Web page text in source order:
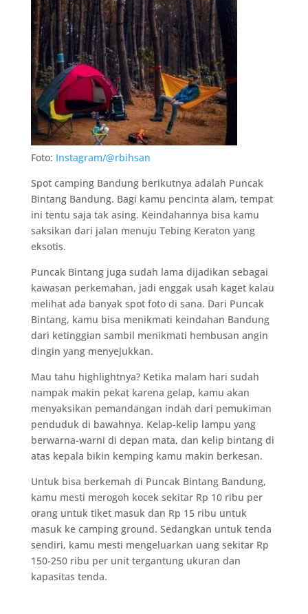
Foto: Instagram/@rbihsan
Spot camping Bandung berikutnya adalah Puncak
Bintang Bandung. Bagi kamu pencinta alam, tempat
ini tentu saja tak asing. Keindahannya bisa kamu
saksikan dari jalan menuju Tebing Keraton yang
eksotis.
Puncak Bintang juga sudah lama dijadikan sebagai
kawasan perkemahan, jadi enggak usah kaget kalau
melihat ada banyak spot foto di sana. Dari Puncak
Bintang, kamu bisa menikmati keindahan Bandung
dari ketinggian sambil menikmati hembusan angin
dingin yang menyejukkan.
Mau tahu highlightnya? Ketika malam hari sudah
nampak makin pekat karena gelap, kamu akan
menyaksikan pemandangan indah dari pemukiman
penduduk di bawahnya. Kelap-kelip lampu yang
berwarna-warni di depan mata, dan kelip bintang di
atas kepala bikin kemping kamu makin berkesan.
Untuk bisa berkemah di Puncak Bintang Bandung,
kamu mesti merogoh kocek sekitar Rp 10 ribu per
orang untuk tiket masuk dan Rp 15 ribu untuk
masuk ke camping ground. Sedangkan untuk tenda
sendiri, kamu mesti mengeluarkan uang sekitar Rp
150-250 ribu per unit tergantung ukuran dan
kapasitas tenda.